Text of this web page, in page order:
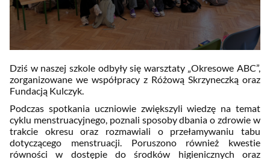
Dziś w naszej szkole odbyły się warsztaty „Okresowe ABC”,
zorganizowane we współpracy z Różową Skrzyneczką oraz
Fundacją Kulczyk.
Podczas spotkania uczniowie zwiększyli wiedzę na temat
cyklu menstruacyjnego, poznali sposoby dbania o zdrowie w
trakcie okresu oraz rozmawiali o przełamywaniu tabu
dotyczącego menstruacji. Poruszono również kwestie
równości w dostępie do środków higienicznych oraz